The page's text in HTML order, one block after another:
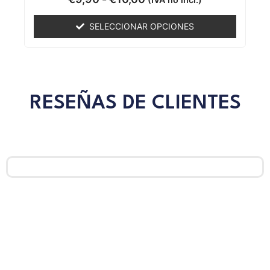
con
5
SELECCIONAR OPCIONES
RESEÑAS DE CLIENTES